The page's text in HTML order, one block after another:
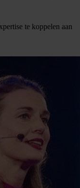
te koppelen aan